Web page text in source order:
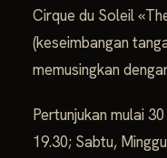
Cirque du Soleil
(keseimbangan
memusingkan
Pertunjukan mulai
19.30; Sabtu,